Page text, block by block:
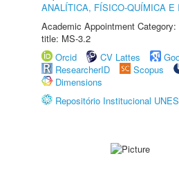
ANALÍTICA, FÍSICO-QUÍMICA E
Academic Appointment
title: MS-3.2
Orcid
CV Lattes
ResearcherID
Scopus
Dimensions
Repositório Institucional